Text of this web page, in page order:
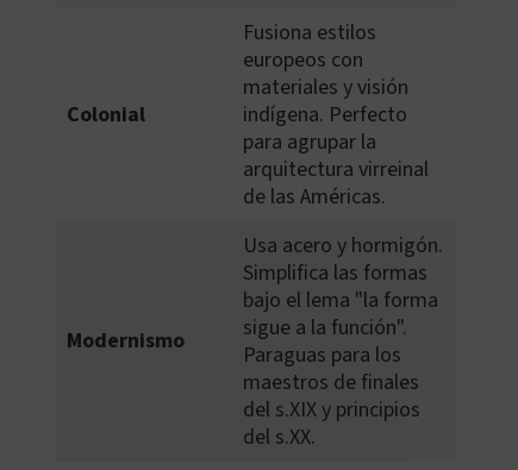
Colonial
Fusiona estilos
europeos con
materiales y visión
indígena. Perfecto
para agrupar la
arquitectura virreinal
de las Américas.
Modernismo
Usa acero y hormigón.
Simplifica las formas
bajo el lema "la forma
sigue a la función".
Paraguas para los
maestros de finales
del s.XIX y principios
del s.XX.